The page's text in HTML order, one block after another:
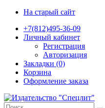
На старый сайт
+7(812)495-36-09
Личный кабинет
Регистрация
Авторизация
Закладки (0)
Корзина
Оформление заказа